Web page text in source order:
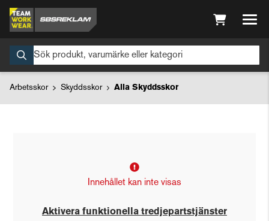
Arbetsskor Skyddsskor Alla Skyddsskor
Innehållet kan inte visas
Aktivera funktionella tredjepartstjänster